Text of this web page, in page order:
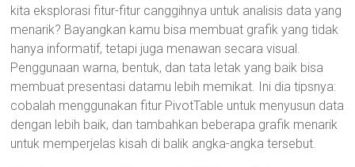
kita eksplorasi fitur-fitur canggihnya untuk analisis data yang
menarik? Bayangkan kamu bisa membuat grafik yang tidak
hanya informatif, tetapi juga menawan secara visual.
Penggunaan warna, bentuk, dan tata letak yang baik bisa
membuat presentasi datamu lebih memikat. Ini dia tipsnya:
cobalah menggunakan fitur PivotTable untuk menyusun data
dengan lebih baik, dan tambahkan beberapa grafik menarik
untuk memperjelas kisah di balik angka-angka tersebut.